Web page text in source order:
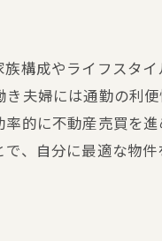
構成やライフスタ
夫婦には通勤の利
的に不動産売買を
、自分に最適な物件